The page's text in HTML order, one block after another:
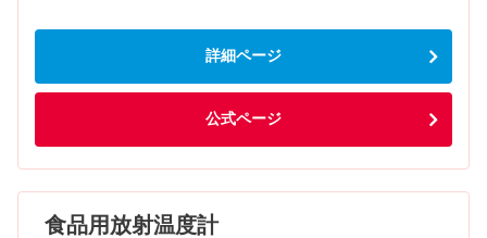
詳細ページ
公式ページ
食品用放射温度計